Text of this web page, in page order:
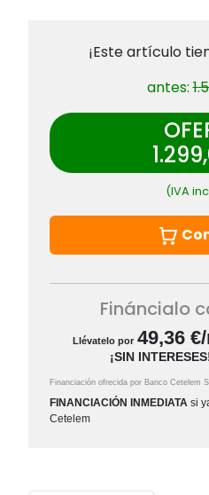
¡Este artículo
antes:
(IVA
Fináncialo
Llévatelo por 49,36
¡SIN
Financiación ofrecida por Banco Cetelem
FINANCIACIÓN INMEDIATA si
Cetelem